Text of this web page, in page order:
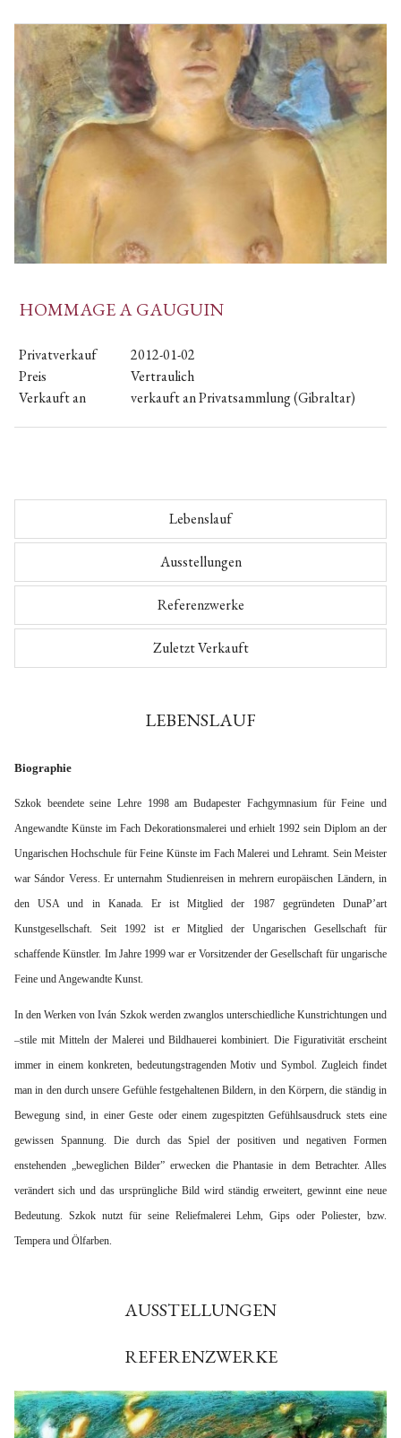
HOMMAGE A GAUGUIN
Privatverkauf
2012-01-02
Preis
Vertraulich
Verkauft an
verkauft an Privatsammlung (Gibraltar)
Lebenslauf
Ausstellungen
Referenzwerke
Zuletzt Verkauft
LEBENSLAUF
Biographie
Szkok beendete seine Lehre 1998 am Budapester Fachgymnasium für Feine und
Angewandte Künste im Fach Dekorationsmalerei und erhielt 1992 sein Diplom an der
Ungarischen Hochschule für Feine Künste im Fach Malerei und Lehramt. Sein Meister
war Sándor Veress. Er unternahm Studienreisen in mehrern europäischen Ländern, in
den USA und in Kanada. Er ist Mitglied der 1987 gegründeten DunaP’art
Kunstgesellschaft. Seit 1992 ist er Mitglied der Ungarischen Gesellschaft für
schaffende Künstler. Im Jahre 1999 war er Vorsitzender der Gesellschaft für ungarische
Feine und Angewandte Kunst.
In den Werken von Iván Szkok werden zwanglos unterschiedliche Kunstrichtungen und
–stile mit Mitteln der Malerei und Bildhauerei kombiniert. Die Figurativität erscheint
immer in einem konkreten, bedeutungstragenden Motiv und Symbol. Zugleich findet
man in den durch unsere Gefühle festgehaltenen Bildern, in den Körpern, die ständig in
Bewegung sind, in einer Geste oder einem zugespitzten Gefühlsausdruck stets eine
gewissen Spannung. Die durch das Spiel der positiven und negativen Formen
enstehenden „beweglichen Bilder” erwecken die Phantasie in dem Betrachter. Alles
verändert sich und das ursprüngliche Bild wird ständig erweitert, gewinnt eine neue
Bedeutung. Szkok nutzt für seine Reliefmalerei Lehm, Gips oder Poliester, bzw.
Tempera und Ölfarben.
AUSSTELLUNGEN
REFERENZWERKE